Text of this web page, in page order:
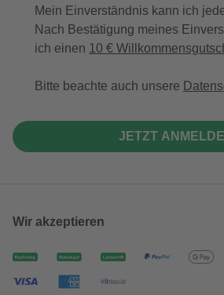
Mein Einverständnis kann ich
Nach Bestätigung meines
ich einen 10 €
Bitte beachte auch unsere
JETZT
Wir akzeptieren